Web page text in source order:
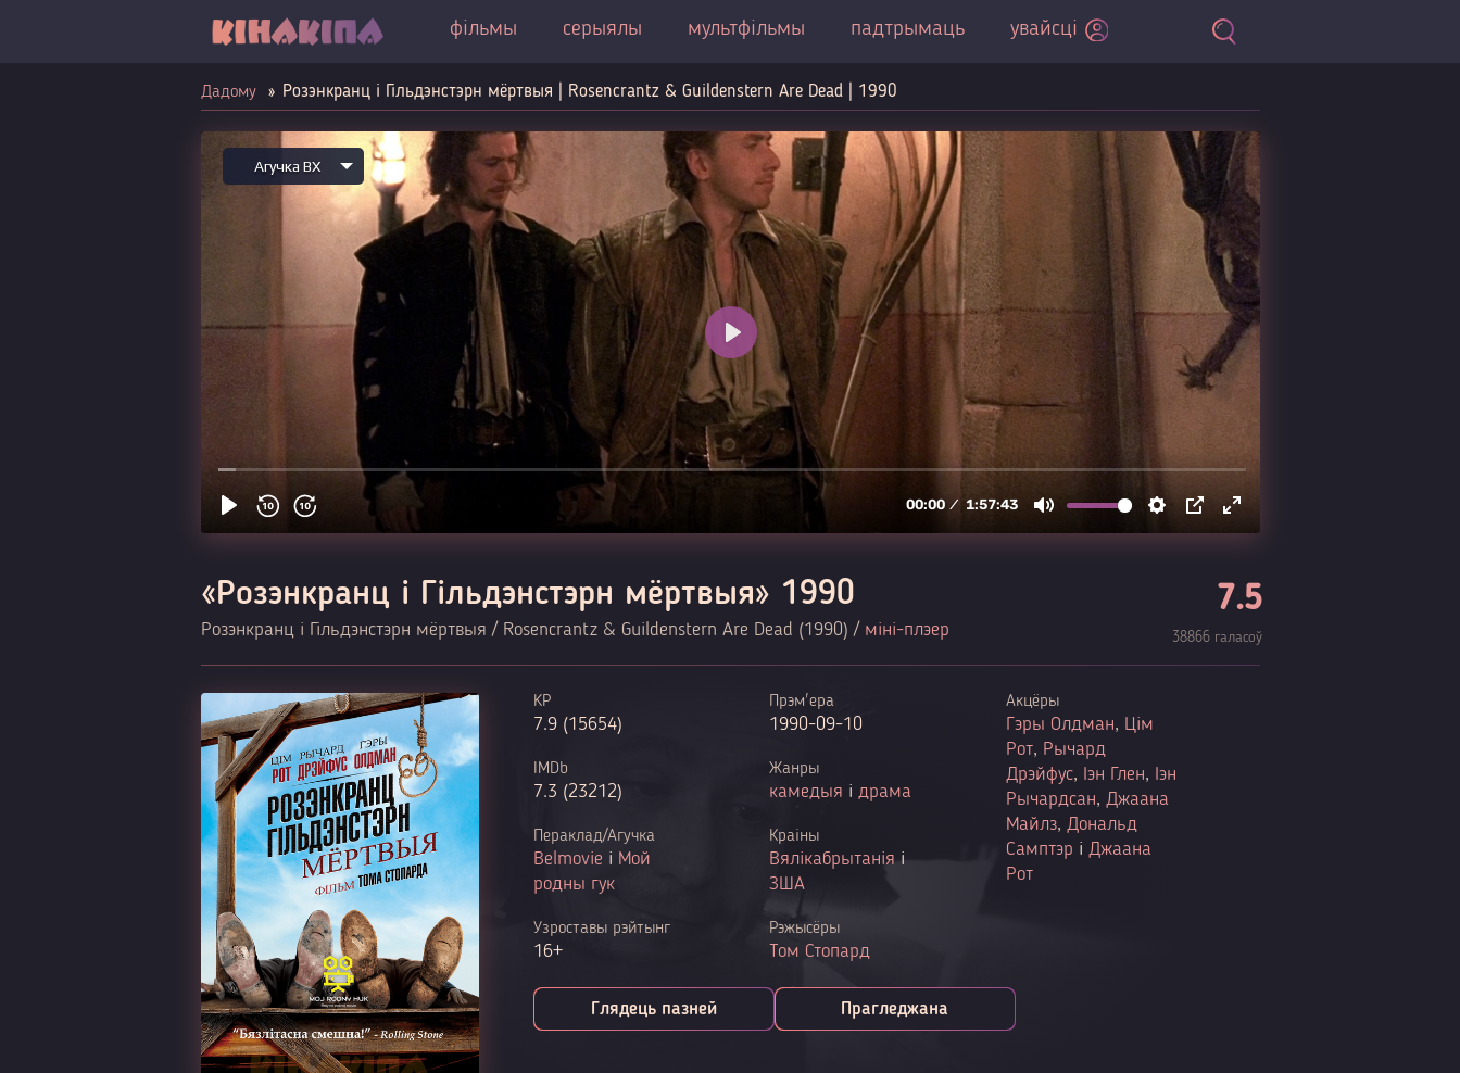
фільмы серыялы мультфільмы падтрымаць увайсці
Дадому Розэнкранц і Гільдэнстэрн мёртвыя | Rosencrantz & Guildenstern Are Dead | 1990
«Розэнкранц і Гільдэнстэрн мёртвыя» 1990
Розэнкранц і Гільдэнстэрн мёртвыя / Rosencrantz & Guildenstern Are Dead (1990) / міні-плэер
7.5
38866 галасоў
KP
7.9 (15654)
IMDb
7.3 (23212)
Пераклад/Агучка
Belmovie і Мой
родны гук
Узроставы рэйтынг
16+
Прэм'ера
1990-09-10
Жанры
камедыя ідрама
Краіны
Вялікабрытанія і
ЗША
Рэжысёры
Том Стопард
Акцёры
Гэры Олдман, Цім
Рот, Рычард
Дрэйфус, Іэн Глен, Іэн
Рычардсан, Джаана
Майлз, Дональд
Самптэр і Джаана
Рот
Глядець пазней Прагледжана